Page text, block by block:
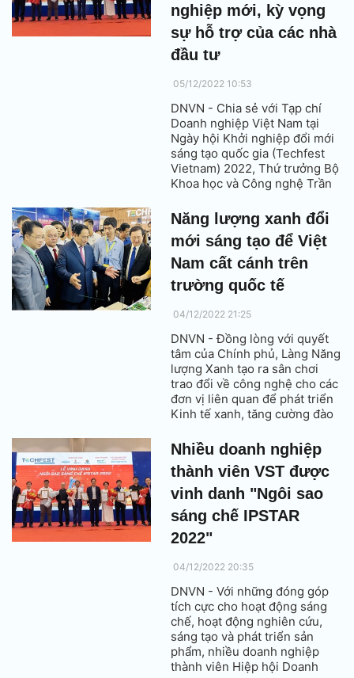
nghiệp mới, kỳ vọng
sự hỗ trợ của các nhà
đầu tư
05/12/2022 10:53
DNVN - Chia sẻ với Tạp chí
Doanh nghiệp Việt Nam tại
Ngày hội Khởi nghiệp đổi mới
sáng tạo quốc gia (Techfest
Vietnam) 2022, Thứ trưởng Bộ
Khoa học và Công nghệ Trần
của Techfest Vietnam 2022 đã
khẳng định hình ảnh của
doanh nghiệp khởi nghiệp mới
và kỳ vọng sự hỗ trợ của các
nhà đầu tư.
Năng lượng xanh đổi
mới sáng tạo để Việt
Nam cất cánh trên
trường quốc tế
04/12/2022 21:25
DNVN - Đồng lòng với quyết
tâm của Chính phủ, Làng Năng
lượng Xanh tạo ra sân chơi
trao đổi về công nghệ cho các
đơn vị liên quan để phát triển
Kinh tế xanh, tăng cường đào
quản lý năng lượng trong nền
kinh tế thế giới.
Nhiều doanh nghiệp
thành viên VST được
vinh danh "Ngôi sao
sáng chế IPSTAR
2022"
04/12/2022 20:35
DNVN - Với những đóng góp
tích cực cho hoạt động sáng
chế, hoạt động nghiên cứu,
sáng tạo và phát triển sản
phẩm, nhiều doanh nghiệp
thành viên Hiệp hội Doanh